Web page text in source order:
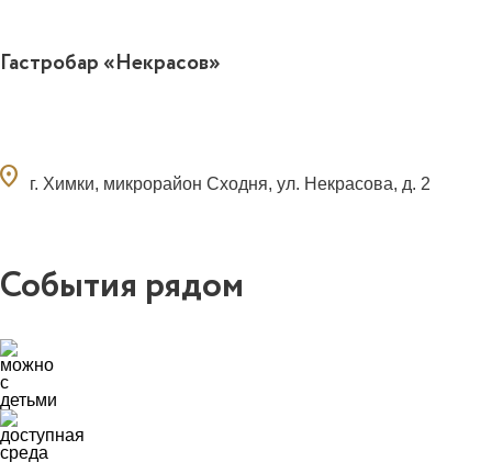
Гастробар «Некрасов»
г. Химки, микрорайон Сходня, ул. Некрасова, д. 2
События рядом